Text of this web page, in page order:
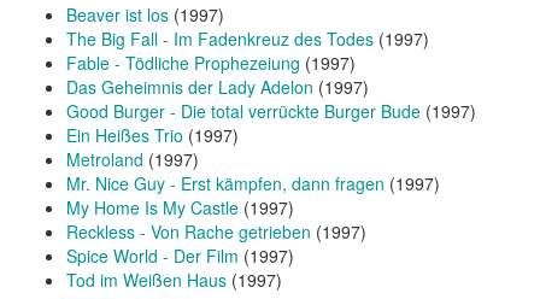
Beaver ist los (1997)
The Big Fall - Im Fadenkreuz des Todes (1997)
Fable - Tödliche Prophezeiung (1997)
Das Geheimnis der Lady Adelon (1997)
Good Burger - Die total verrückte Burger Bude (1997)
Ein Heißes Trio (1997)
Metroland (1997)
Mr. Nice Guy - Erst kämpfen, dann fragen (1997)
My Home Is My Castle (1997)
Reckless - Von Rache getrieben (1997)
Spice World - Der Film (1997)
Tod im Weißen Haus (1997)